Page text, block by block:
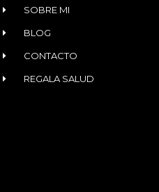
SOBRE MI
BLOG
CONTACTO
REGALA SALUD